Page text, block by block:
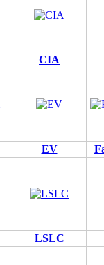
CIA
EV
LSLC